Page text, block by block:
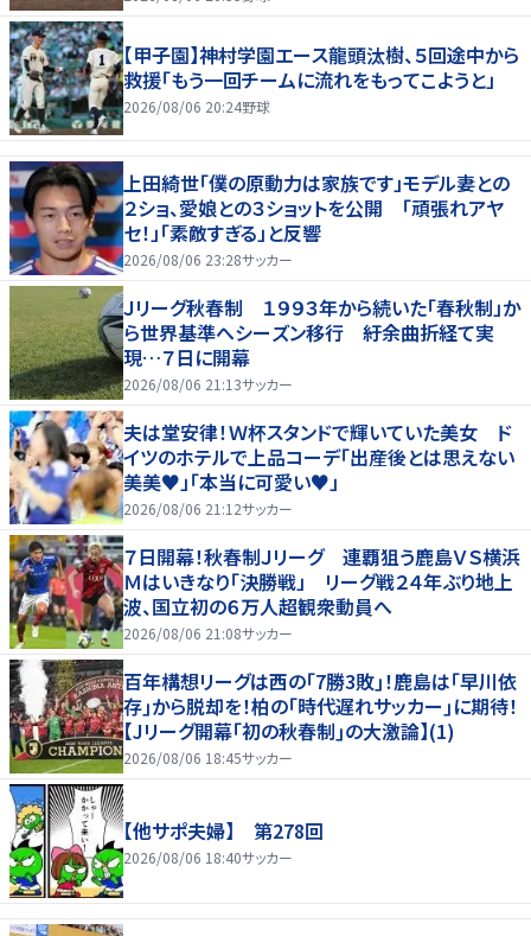
【甲子園】神村学園エース龍頭汰樹、５回途中から
救援「もう一回チームに流れをもってこようと」
2026/08/06 20:24野球
上田綺世「僕の原動力は家族です」モデル妻との
２ショ、愛娘との３ショットを公開 「頑張れアヤ
セ！」「素敵すぎる」と反響
2026/08/06 23:28サッカー
Ｊリーグ秋春制 １９９３年から続いた「春秋制」か
ら世界基準へシーズン移行 紆余曲折経て実
現…７日に開幕
2026/08/06 21:13サッカー
夫は堂安律！Ｗ杯スタンドで輝いていた美女 ド
イツのホテルで上品コーデ「出産後とは思えない
美美♥」「本当に可愛い♥」
2026/08/06 21:12サッカー
７日開幕！秋春制Ｊリーグ 連覇狙う鹿島ＶＳ横浜
Ｍはいきなり「決勝戦」 リーグ戦２４年ぶり地上
波、国立初の６万人超観衆動員へ
2026/08/06 21:08サッカー
百年構想リーグは西の｢7勝3敗｣！鹿島は｢早川依
存｣から脱却を！柏の｢時代遅れサッカー｣に期待！
【Jリーグ開幕｢初の秋春制｣の大激論】(1)
2026/08/06 18:45サッカー
【他サポ夫婦】 第278回
2026/08/06 18:40サッカー